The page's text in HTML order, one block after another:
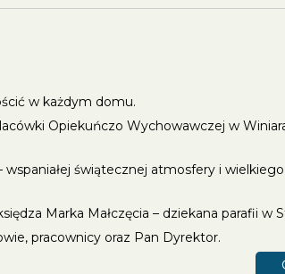
w każdym domu.
Opiekuńczo Wychowawczej w
świątecznej atmosfery i
Marka Małczęcia – dziekana parafii w
pracownicy oraz Pan Dyrektor.